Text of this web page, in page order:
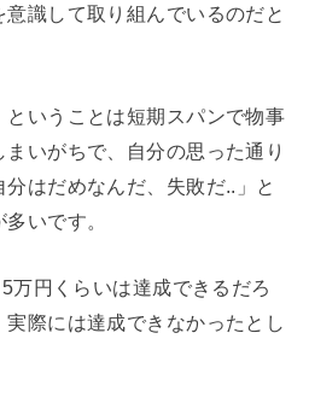
識して取り組んでいるのだと
ということは短期スパンで物事
いがちで、自分の思った通り
はだめなんだ、失敗だ..」と
いです。
万円くらいは達成できるだろ
実際には達成できなかったとし